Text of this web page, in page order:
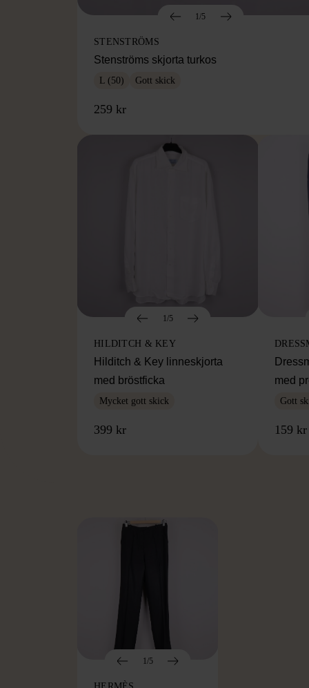
1/5
STENSTRÖMS
Stenströms skjorta turkos
L (50) Gott skick
259 kr
1/5
HILDITCH & KEY
Hilditch & Key linneskjorta
med bröstficka
Mycket gott skick
399 kr
med
Gott
159 kr
1/5